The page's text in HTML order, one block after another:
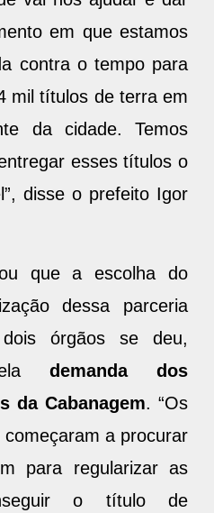
em que estamos
contra o tempo para
mil títulos de terra em
da cidade. Temos
esses títulos o
disse o prefeito Igor
que a escolha do
dessa parceria
órgãos se deu,
demanda dos
da Cabanagem. “Os
a procurar
para regularizar as
o título de